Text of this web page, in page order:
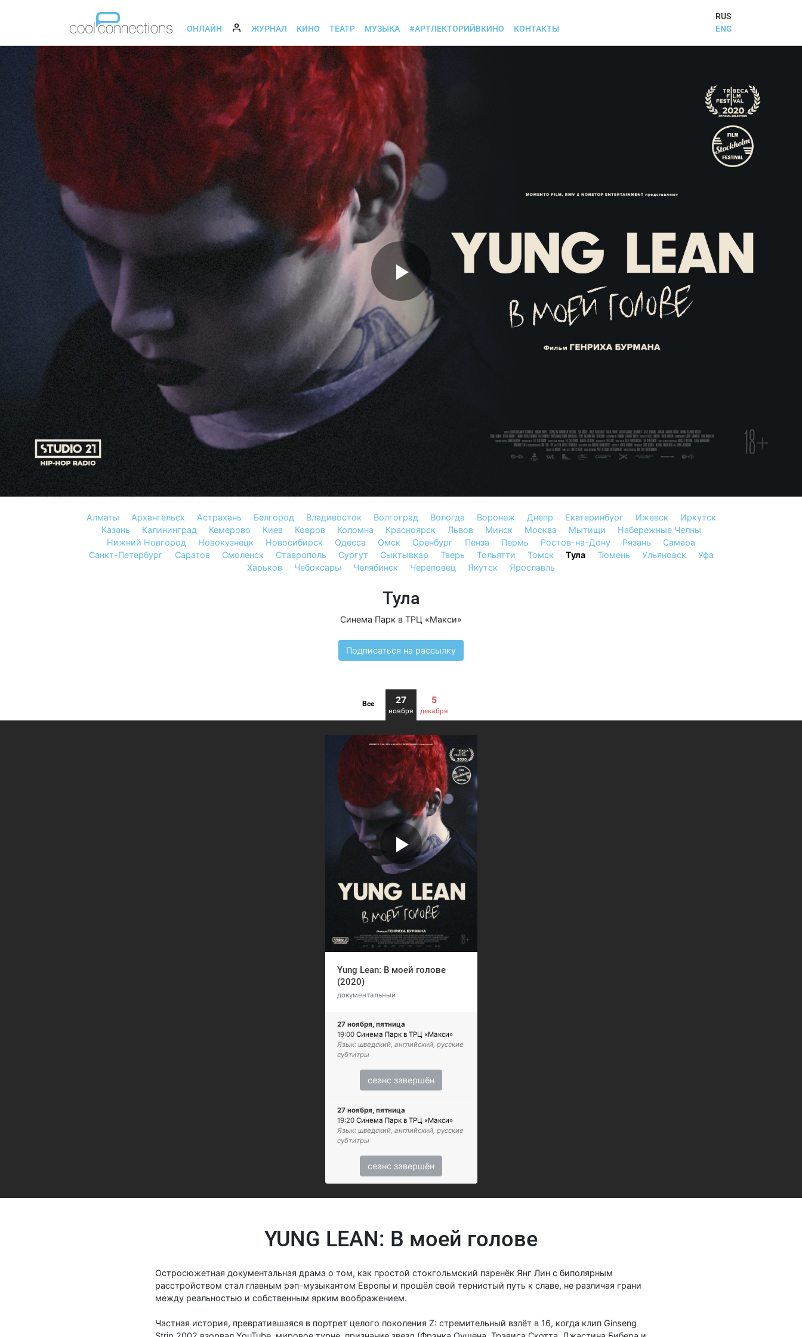
ОНЛАЙН ЖУРНАЛ КИНО ТЕАТР МУЗЫКА #АРТЛЕКТОРИЙВКИНО КОНТАКТЫ
RUS
ENG
Алматы Архангельск Астрахань Белгород Владивосток Волгоград Вологда Воронеж Днепр Екатеринбург Ижевск
Иркутск
Казань
Калининград Кемерово Киев Ковров Коломна Красноярск Львов Минск Москва Мытищи
Набережные Челны
Нижний Новгород
Новокузнецк Новосибирск Одесса Омск Оренбург Пенза Пермь Ростов-на-Дону Рязань
Самара
Санкт-Петербург
Саратов Смоленск Ставрополь Сургут Сыктывкар Тверь Тольятти Томск Тула Тюмень Ульяновск
Уфа
Харьков
Чебоксары Челябинск Череповец Якутск Ярославль
Тула
Синема Парк в ТРЦ «Макси»
Подписаться на рассылку
Все 27
ноября
5
декабря
Yung Lean: В моей голове
(2020)
документальный
27 ноября, пятница
19:00 Синема Парк в ТРЦ «Макси»
Язык: шведский, английский, русские
субтитры
сеанс завершён
27 ноября, пятница
19:20 Синема Парк в ТРЦ «Макси»
Язык: шведский, английский, русские
субтитры
сеанс завершён
YUNG LEAN: В моей голове
Остросюжетная документальная драма о том, как простой стокгольмский паренёк Янг Лин с биполярным
расстройством стал главным рэп-музыкантом Европы и прошёл свой тернистый путь к славе, не различая грани
между реальностью и собственным ярким воображением.
Частная история, превратившаяся в портрет целого поколения Z: стремительный взлёт в 16, когда клип Ginseng